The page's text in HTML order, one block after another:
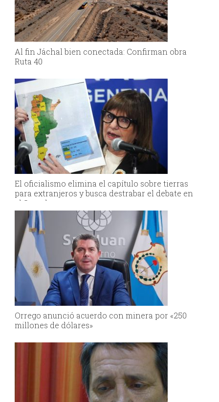
Al fin Jáchal bien conectada: Confirman obra
Ruta 40
El oficialismo elimina el capítulo sobre tierras
para extranjeros y busca destrabar el debate en
el Senado
Orrego anunció acuerdo con minera por «250
millones de dólares»